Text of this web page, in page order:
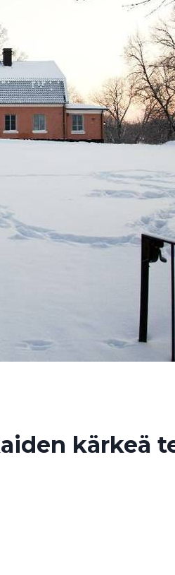
kärkeä